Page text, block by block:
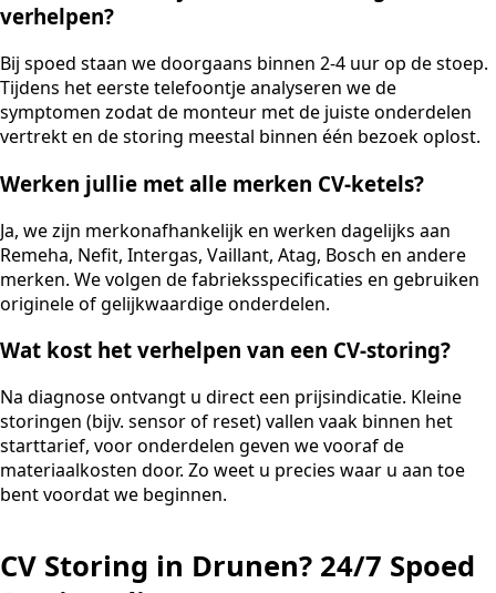
verhelpen?
Bij spoed staan we doorgaans binnen 2-4 uur op de stoep.
Tijdens het eerste telefoontje analyseren we de
symptomen zodat de monteur met de juiste onderdelen
vertrekt en de storing meestal binnen één bezoek oplost.
Werken jullie met alle merken CV-ketels?
Ja, we zijn merkonafhankelijk en werken dagelijks aan
Remeha, Nefit, Intergas, Vaillant, Atag, Bosch en andere
merken. We volgen de fabrieksspecificaties en gebruiken
originele of gelijkwaardige onderdelen.
Wat kost het verhelpen van een CV-storing?
Na diagnose ontvangt u direct een prijsindicatie. Kleine
storingen (bijv. sensor of reset) vallen vaak binnen het
starttarief, voor onderdelen geven we vooraf de
materiaalkosten door. Zo weet u precies waar u aan toe
bent voordat we beginnen.
CV Storing in Drunen? 24/7 Spoed